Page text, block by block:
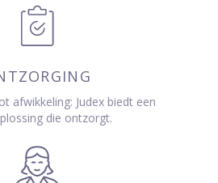
afwikkeling: Judex biedt een
die ontzorgt.